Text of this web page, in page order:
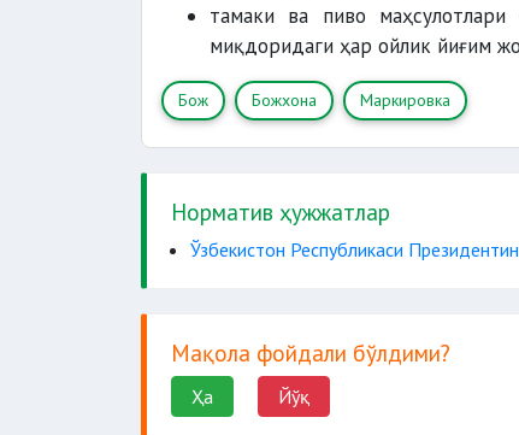
тамаки ва пиво
миқдоридаги ҳар ойлик йиғим
Бож Божхона Маркировка
Норматив ҳужжатлар
Ўзбекистон Республикаси
Мақола фойдали бўлдими?
Ҳа Йўқ